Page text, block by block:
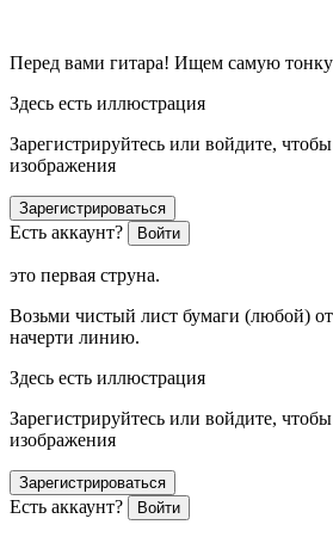
Перед вами гитара! Ищем самую
Здесь есть иллюстрация
Зарегистрируйтесь или войдите,
изображения
Зарегистрироваться
Есть аккаунт? Войти
это первая струна.
Возьми чистый лист бумаги (любой)
начерти линию.
Здесь есть иллюстрация
Зарегистрируйтесь или войдите,
изображения
Зарегистрироваться
Есть аккаунт? Войти